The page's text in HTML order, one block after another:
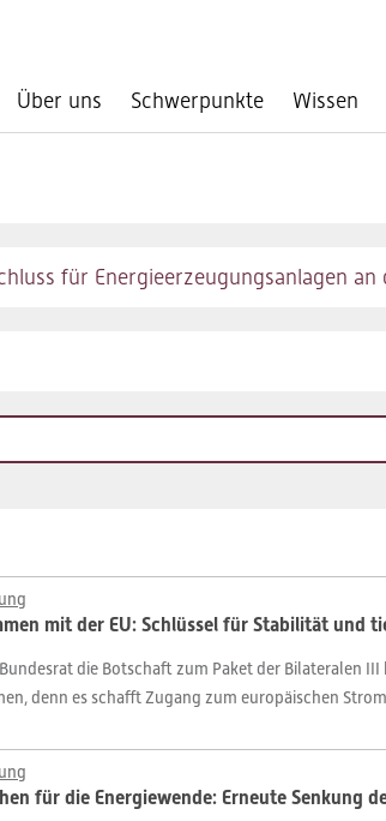
Über uns Schwerpunkte Wissen
mit der EU: Schlüssel für Stabilität und
die Botschaft zum Paket der Bilateralen
denn es schafft Zugang zum europäischen
für die Energiewende: Erneute Senkung